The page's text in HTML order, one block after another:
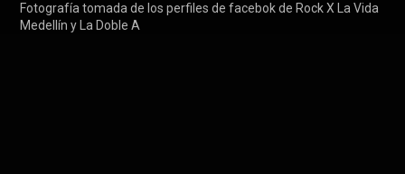
Fotografía tomada de los perfiles de facebok de Rock X La Vida
Medellín y La Doble A